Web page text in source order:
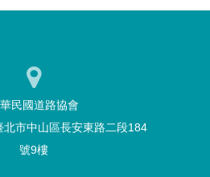
民國道路協會
市中山區長安東路二段184
號9樓